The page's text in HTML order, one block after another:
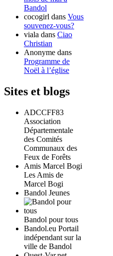
Bandol
cocogirl dans Vous
souvenez-vous?
viala dans Ciao
Christian
Anonyme dans
Programme de
Noël à l’église
Sites et blogs
ADCCFF83
Association
Départementale
des Comités
Communaux des
Feux de Forêts
Amis Marcel Bogi
Les Amis de
Marcel Bogi
Bandol Jeunes
Bandol pour tous
Bandol.eu Portail
indépendant sur la
ville de Bandol